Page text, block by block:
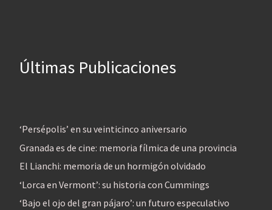
Últimas Publicaciones
‘Persépolis’ en su veinticinco aniversario
Granada es de cine: memoria fílmica de una provincia
El Lianchi: memoria de un hormigón olvidado
‘Lorca en Vermont’: su historia con Cummings
‘Bajo el ojo del gran pájaro’: un futuro especulativo